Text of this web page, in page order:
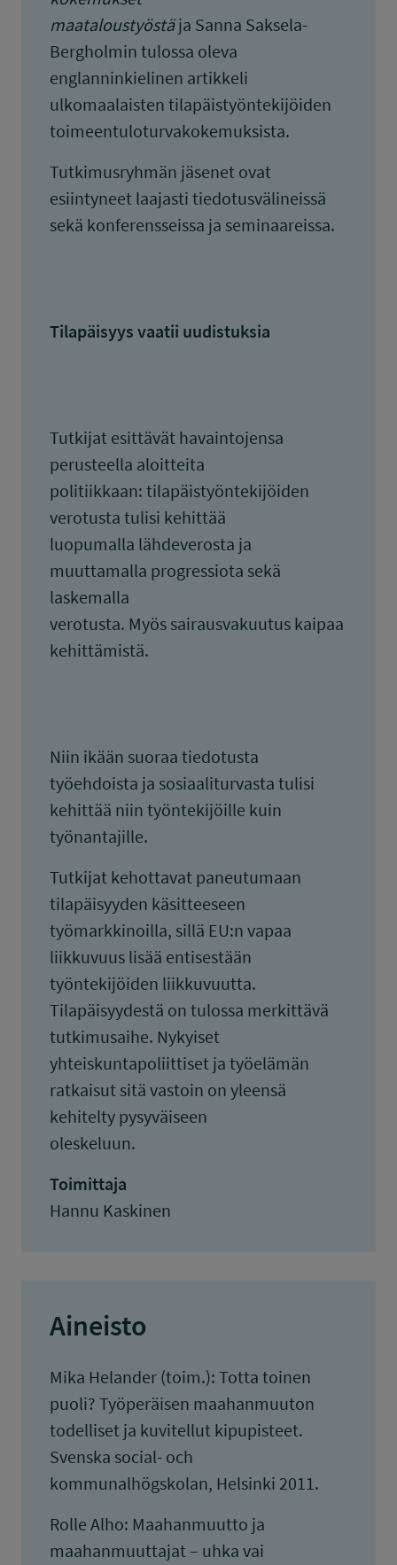
maataloustyöstäja Sanna Saksela-
Bergholmin tulossa oleva
englanninkielinen artikkeli
ulkomaalaisten tilapäistyöntekijöiden
toimeentuloturvakokemuksista.
Tutkimusryhmän jäsenet ovat
esiintyneet laajasti tiedotusvälineissä
sekä konferensseissa ja seminaareissa.
Tilapäisyys vaatii uudistuksia
Tutkijat esittävät havaintojensa
perusteella aloitteita
politiikkaan: tilapäistyöntekijöiden
verotusta tulisi kehittää
luopumalla lähdeverosta ja
muuttamalla progressiota sekä
laskemalla
verotusta. Myös sairausvakuutus kaipaa
kehittämistä.
Niin ikään suoraa tiedotusta
työehdoista ja sosiaaliturvasta tulisi
kehittää niin työntekijöille kuin
työnantajille.
Tutkijat kehottavat paneutumaan
tilapäisyyden käsitteeseen
työmarkkinoilla, sillä EU:n vapaa
liikkuvuus lisää entisestään
työntekijöiden liikkuvuutta.
Tilapäisyydestä on tulossa merkittävä
tutkimusaihe. Nykyiset
yhteiskuntapoliittiset ja työelämän
ratkaisut sitä vastoin on yleensä
kehitelty pysyväiseen
oleskeluun.
Toimittaja
Hannu Kaskinen
Aineisto
Mika Helander (toim.): Totta toinen
puoli? Työperäisen maahanmuuton
todelliset ja kuvitellut kipupisteet.
Svenska social- och
kommunalhögskolan, Helsinki 2011.
Rolle Alho: Maahanmuutto ja
maahanmuuttajat – uhka vai